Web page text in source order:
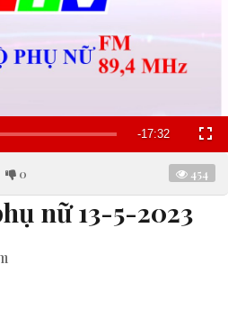
Remaining
-17:31
0 454
nữ 13-5-2023